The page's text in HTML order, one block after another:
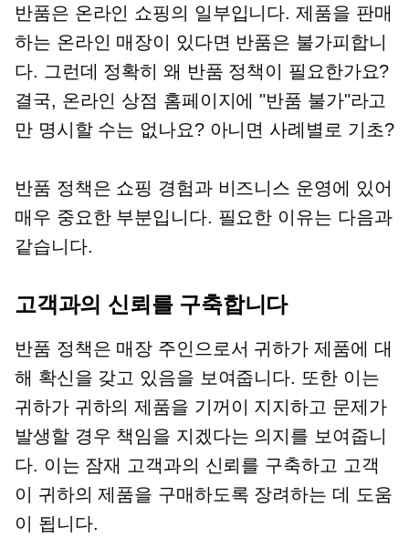
반품은 온라인 쇼핑의 일부입니다. 제품을 판매
하는 온라인 매장이 있다면 반품은 불가피합니
다. 그런데 정확히 왜 반품 정책이 필요한가요?
결국, 온라인 상점 홈페이지에 "반품 불가"라고
만 명시할 수는 없나요? 아니면 사례별로 기초?
반품 정책은 쇼핑 경험과 비즈니스 운영에 있어
매우 중요한 부분입니다. 필요한 이유는 다음과
같습니다.
고객과의 신뢰를 구축합니다
반품 정책은 매장 주인으로서 귀하가 제품에 대
해 확신을 갖고 있음을 보여줍니다. 또한 이는
귀하가 귀하의 제품을 기꺼이 지지하고 문제가
발생할 경우 책임을 지겠다는 의지를 보여줍니
다. 이는 잠재 고객과의 신뢰를 구축하고 고객
이 귀하의 제품을 구매하도록 장려하는 데 도움
이 됩니다.